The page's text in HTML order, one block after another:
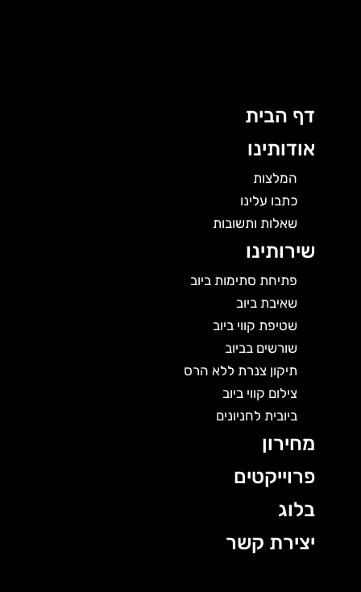
דף הבית
אודותינו
המלצות
כתבו עלינו
שאלות ותשובות
שירותינו
פתיחת סתימות ביוב
שאיבת ביוב
שטיפת קווי ביוב
שורשים בביוב
תיקון צנרת ללא הרס
צילום קווי ביוב
ביובית לחניונים
מחירון
פרוייקטים
בלוג
יצירת קשר